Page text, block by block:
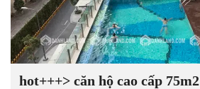
hot+++> căn hộ cao cấp 75m2